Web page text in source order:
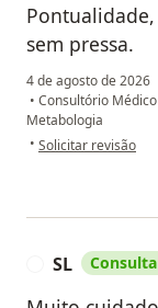
sem pressa.
4 de agosto de 2026
• Consultório
Metabologia
• na opinião do
Solicitar revisão
SL